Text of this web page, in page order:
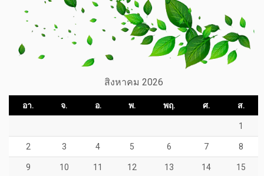
สิงหาคม 2026
อา. จ. อ. พ. พฤ. ศ. ส.
1
2 3 4 5 6 7 8
9 10 11 12 13 14 15